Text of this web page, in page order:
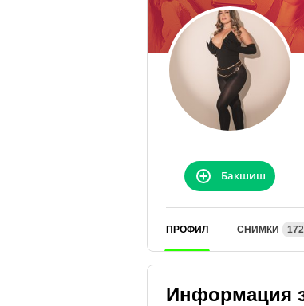
Бакшиш
ПРОФИЛ СНИМКИ 172
Информация